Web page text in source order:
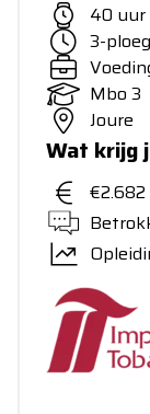
40 uur
3-
Mbo 3
Joure
Wat krijg